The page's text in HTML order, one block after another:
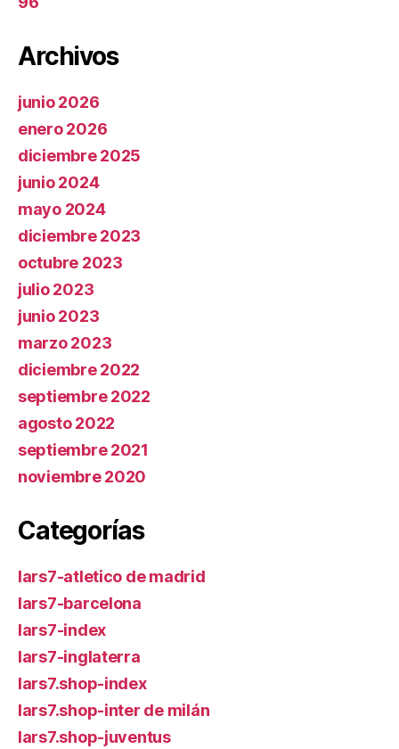
Archivos
junio 2026
enero 2026
diciembre 2025
junio 2024
mayo 2024
diciembre 2023
octubre 2023
julio 2023
junio 2023
marzo 2023
diciembre 2022
septiembre 2022
agosto 2022
septiembre 2021
noviembre 2020
Categorías
lars7-atletico de madrid
lars7-barcelona
lars7-index
lars7-inglaterra
lars7.shop-index
lars7.shop-inter de milán
lars7.shop-juventus